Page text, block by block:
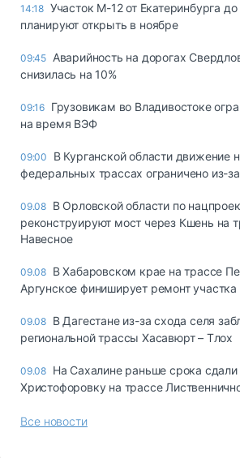
14:18 Участок М-12 от Екатеринбурга
планируют открыть в ноябре
09:45 Аварийность на дорогах
снизилась на 10%
09:16 Грузовикам во Владивостоке
на время ВЭФ
09:00
В Курганской области движение
федеральных трассах ограничено из-
09.08 В Орловской области по
реконструируют мост через Кшень на
Навесное
09.08 В Хабаровском крае на трассе
Аргунское финиширует ремонт
09.08 В Дагестане из-за схода селя
региональной трассы Хасавюрт – Тлох
09.08 На Сахалине раньше срока
Христофоровку на трассе
Все новости